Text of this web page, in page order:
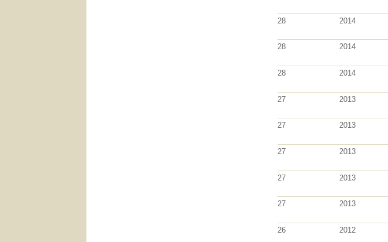
28
2014
28
2014
28
2014
27
2013
27
2013
27
2013
27
2013
27
2013
26
2012